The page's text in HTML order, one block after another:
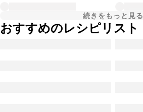
続きをもっと見る
おすすめのレシピリスト